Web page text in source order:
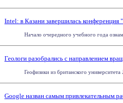
Intel: в Казани завершилась конференция
Начало очередного учебного года
Геологи разобрались с направлением
Геофизики из британского
Google назван самым привлекательным